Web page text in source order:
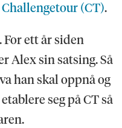
(CT).
ett år siden
Alex sin satsing. Så
han skal oppnå og
seg på CT så